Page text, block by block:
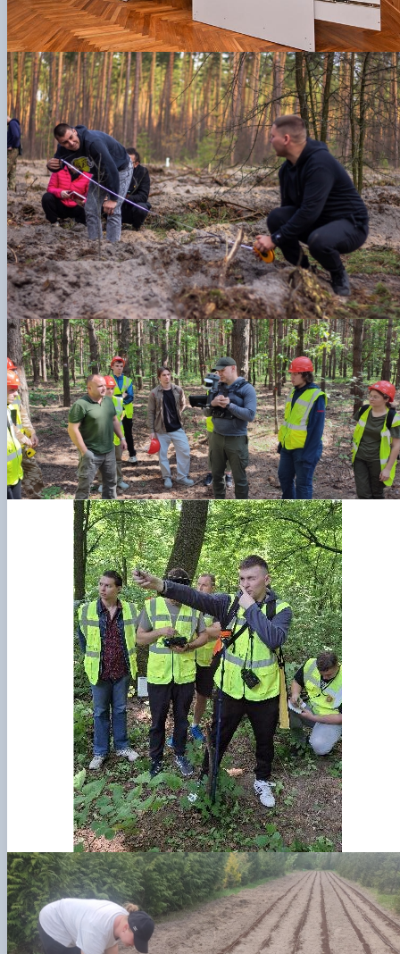
ШЕВЧЕНКО Володимир В’ячеславович
(30.06.1965 - 03.2022 р.), випускник 1992 року.
ШИНКАРЬОВ Олексій Сергійович
- 25.08.2023 р.), випускник 2016 року.
ЯРЕМА Микола Юрійович (13.12.1973 -
18.12.2022 р.), випускник 1996 року.